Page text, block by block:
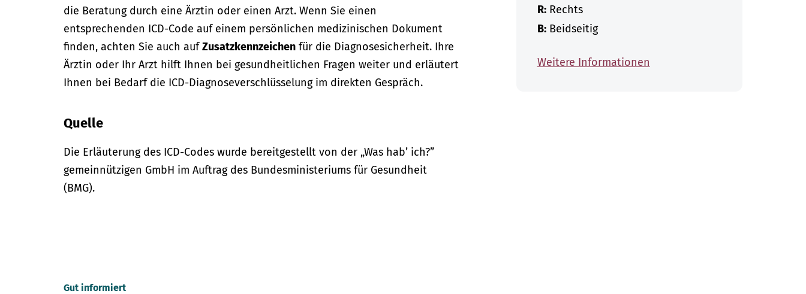
die Beratung durch eine Ärztin oder einen Arzt. Wenn Sie einen
entsprechenden ICD-Code auf einem persönlichen medizinischen Dokument
finden, achten Sie auch aufZusatzkennzeichen für die Diagnosesicherheit. Ihre
Ärztin oder Ihr Arzt hilft Ihnen bei gesundheitlichen Fragen weiter und erläutert
Ihnen bei Bedarf die ICD-Diagnoseverschlüsselung im direkten Gespräch.
Quelle
Die Erläuterung des ICD-Codes wurde bereitgestellt von der „Was hab’ ich?”
gemeinnützigen GmbH im Auftrag des Bundesministeriums für Gesundheit
(BMG).
R:Rechts
B:Beidseitig
Weitere Informationen
Gut informiert